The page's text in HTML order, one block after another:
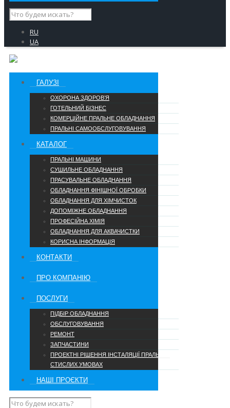
RU
UA
ГАЛУЗІ
ОХОРОНА ЗДОРОВ’Я
ГОТЕЛЬНИЙ БІЗНЕС
КОМЕРЦІЙНЕ ПРАЛЬНЕ ОБЛАДНАННЯ
ПРАЛЬНІ САМООБСЛУГОВУВАННЯ
КАТАЛОГ
ПРАЛЬНІ МАШИНИ
СУШИЛЬНЕ ОБЛАДНАННЯ
ПРАСУВАЛЬНЕ ОБЛАДНАННЯ
ОБЛАДНАННЯ ФІНІШНОЇ ОБРОБКИ
ОБЛАДНАННЯ ДЛЯ ХІМЧИСТОК
ДОПОМІЖНЕ ОБЛАДНАННЯ
ПРОФЕСІЙНА ХІМІЯ
ОБЛАДНАННЯ ДЛЯ АКВАЧИСТКИ
КОРИСНА ІНФОРМАЦІЯ
КОНТАКТИ
ПРО КОМПАНІЮ
ПОСЛУГИ
ПІДБІР ОБЛАДНАННЯ
ОБСЛУГОВУВАННЯ
РЕМОНТ
ЗАПЧАСТИНИ
ПРОЕКТНІ РІШЕННЯ ІНСТАЛЯЦІЇ ПРАЛЬНІ В
СТИСЛИХ УМОВАХ
НАШІ ПРОЄКТИ